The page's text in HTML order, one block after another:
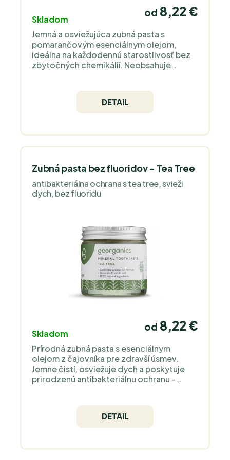
Skladom
od 8,22 €
Jemná a osviežujúca zubná pasta s
pomarančovým esenciálnym olejom,
ideálna na každodennú starostlivosť bez
zbytočných chemikálií. Neobsahuje
sklovinu a bol čo najšetrnejší k citlivým
DETAIL
Zubná pasta bez fluoridov - Tea Tree
antibakteriálna ochrana s tea tree, svieži
dych, bez fluoridu
Skladom
od 8,22 €
Prírodná zubná pasta s esenciálnym
olejom z čajovníka pre zdravší úsmev.
Jemne čistí, osviežuje dych a poskytuje
prirodzenú antibakteriálnu ochranu -
DETAIL